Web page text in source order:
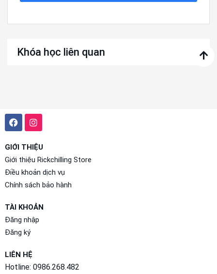
Khóa học liên quan
GIỚI THIỆU
Giới thiệu Rickchilling Store
Điều khoản dịch vụ
Chính sách bảo hành
TÀI KHOẢN
Đăng nhập
Đăng ký
LIÊN HỆ
Hotline: 0986.268.482